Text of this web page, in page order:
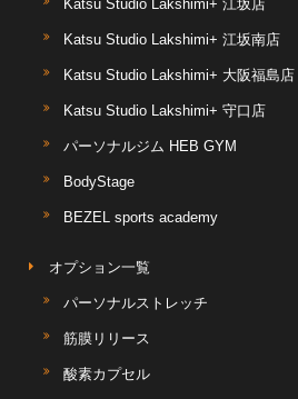
Katsu Studio Lakshimi+ 江坂店
Katsu Studio Lakshimi+ 江坂南店
Katsu Studio Lakshimi+ 大阪福島店
Katsu Studio Lakshimi+ 守口店
パーソナルジム HEB GYM
BodyStage
BEZEL sports academy
オプション一覧
パーソナルストレッチ
筋膜リリース
酸素カプセル